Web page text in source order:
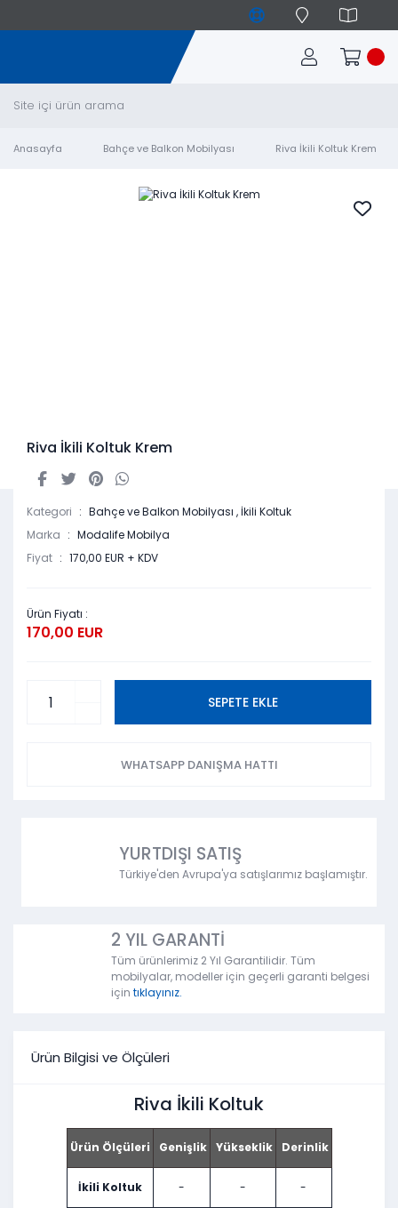
Anasayfa Bahçe ve Balkon Mobilyası Riva İkili Koltuk Krem
Riva İkili Koltuk Krem
Kategori Bahçe ve Balkon Mobilyası , İkili Koltuk
Marka
Modalife Mobilya
Fiyat
170,00 EUR + KDV
Ürün Fiyatı :
170,00 EUR
SEPETE EKLE
WHATSAPP DANIŞMA HATTI
YURTDIŞI SATIŞ
Türkiye'den Avrupa'ya satışlarımız başlamıştır.
2 YIL GARANTİ
Tüm ürünlerimiz 2 Yıl Garantilidir. Tüm
mobilyalar, modeller için geçerli garanti belgesi
için tıklayınız.
Ürün Bilgisi ve Ölçüleri
Riva İkili Koltuk
Ürün Ölçüleri Genişlik Yükseklik Derinlik
İkili Koltuk - - -